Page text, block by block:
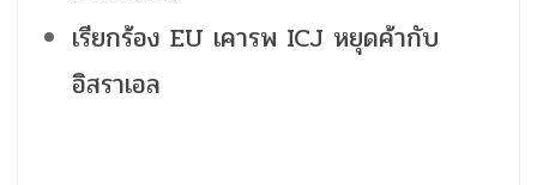
เรียกร้อง EU เคารพ ICJ หยุดค้ากับ
อิสราเอล